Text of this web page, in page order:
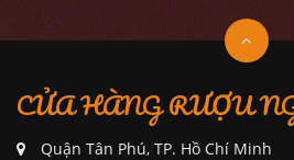
CỬA HÀNG RƯỢU
Quận Tân Phú, TP. Hồ Chí Minh